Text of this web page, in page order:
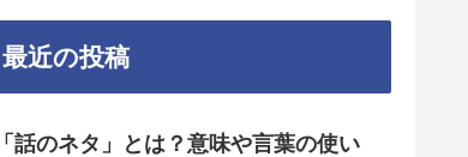
最近の投稿
「話のネタ」とは？意味や言葉の使い